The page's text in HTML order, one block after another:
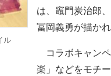
ル
は、竈門炭治郎
冨岡義勇が描か
コラボキャンペ
楽」などをモチ